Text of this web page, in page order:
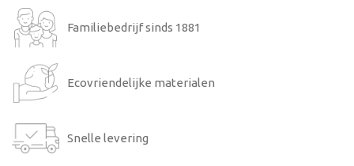
Familiebedrijf sinds 1881
Ecovriendelijke materialen
Snelle levering